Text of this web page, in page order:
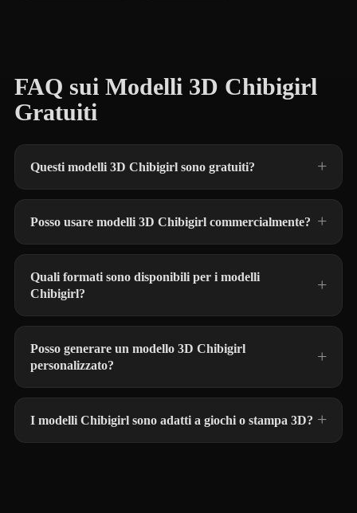
FAQ sui Modelli 3D Chibigirl
Gratuiti
Questi modelli 3D Chibigirl sono gratuiti?
Posso usare modelli 3D Chibigirl commercialmente?
Quali formati sono disponibili per i modelli
Chibigirl?
Posso generare un modello 3D Chibigirl
personalizzato?
I modelli Chibigirl sono adatti a giochi o stampa 3D?